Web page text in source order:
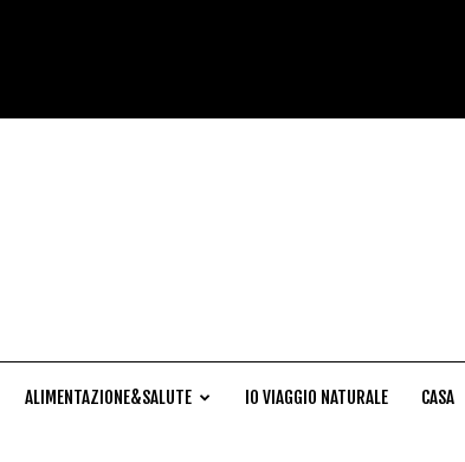
ALIMENTAZIONE&SALUTE IO VIAGGIO NATURALE CASA